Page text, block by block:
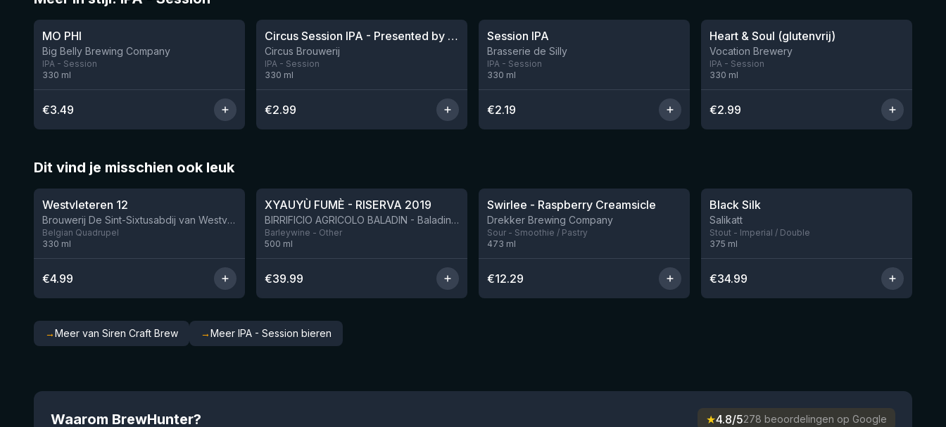
★3.38
MO PHI
Big Belly Brewing Company
IPA - Session
330 ml
€3.49
Nog 8Circus Session IPA - Presented by the Juggler
Circus Brouwerij
IPA - Session
330 ml
€2.99
Session IPA
Brasserie de Silly
IPA - Session
330 ml
€2.19
Heart & Soul (glutenvrij)
Vocation Brewery
IPA - Session
330 ml
€2.99
Dit vind je misschien ook leuk
★4.46
Westvleteren 12
Brouwerij De Sint-Sixtusabdij van Westvleteren
Belgian Quadrupel
330 ml
€4.99
XYAUYÙ FUMÈ - RISERVA 2019
BIRRIFICIO AGRICOLO BALADIN - Baladin Indipendente Italian Farm Brewery
Barleywine - Other
500 ml
€39.99
Nog 1
Swirlee - Raspberry Creamsicle
Drekker Brewing Company
Sour - Smoothie / Pastry
473 ml
€12.29
Black Silk
Salikatt
Stout - Imperial / Double
375 ml
€34.99
→Meer van Siren Craft Brew →Meer IPA - Session bieren
Waarom BrewHunter? ★4.8/5278 beoordelingen op Google